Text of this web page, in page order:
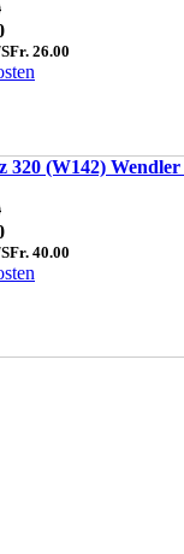
26.00
320 (W142)
40.00